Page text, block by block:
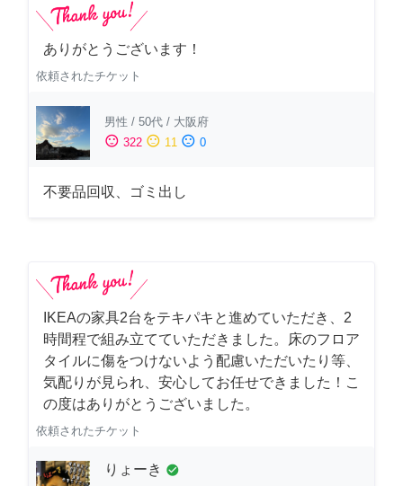
ありがとうございます！
依頼されたチケット
男性 / 50代 / 大阪府
sentiment_satisfied 322 sentiment_neutral 11 sentiment_dissatisfied 0
不要品回収、ゴミ出し
IKEAの家具2台をテキパキと進めていただき、2
時間程で組み立てていただきました。床のフロア
タイルに傷をつけないよう配慮いただいたり等、
気配りが見られ、安心してお任せできました！こ
の度はありがとうございました。
依頼されたチケット
りょーき check_circle